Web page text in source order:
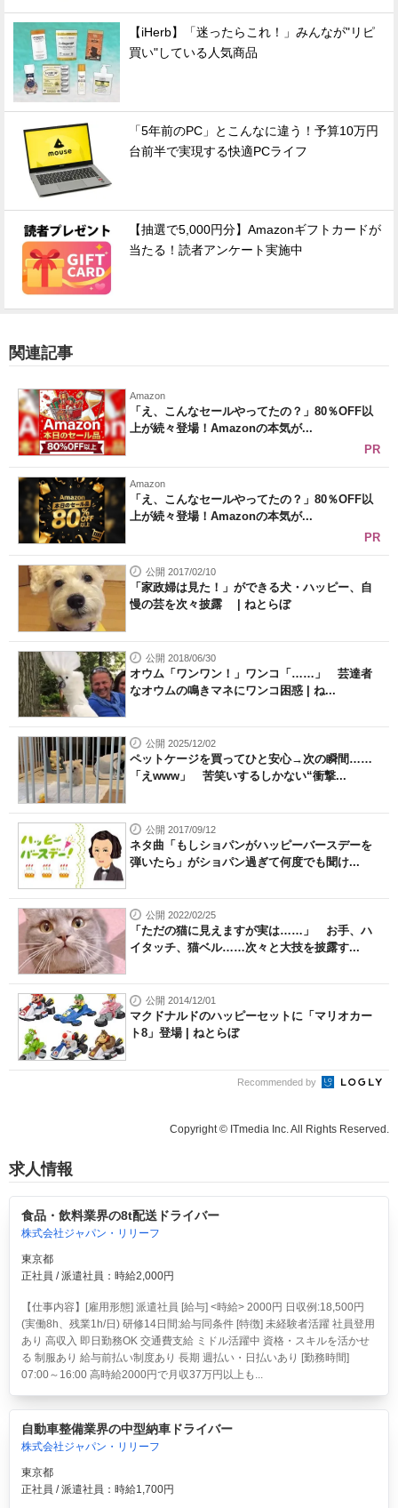
【iHerb】「迷ったらこれ！」みんなが"リピ
買い"している人気商品
「5年前のPC」とこんなに違う！予算10万円
台前半で実現する快適PCライフ
【抽選で5,000円分】Amazonギフトカードが
当たる！読者アンケート実施中
関連記事
Amazon
「え、こんなセールやってたの？」80％OFF以
上が続々登場！Amazonの本気が...
PR
Amazon
「え、こんなセールやってたの？」80％OFF以
上が続々登場！Amazonの本気が...
PR
公開 2017/02/10
「家政婦は見た！」ができる犬・ハッピー、自
慢の芸を次々披露 | ねとらぼ
公開 2018/06/30
オウム「ワンワン！」ワンコ「……」 芸達者
なオウムの鳴きマネにワンコ困惑 | ね...
公開 2025/12/02
ペットケージを買ってひと安心→次の瞬間……
「えwww」 苦笑いするしかない“衝撃...
公開 2017/09/12
ネタ曲「もしショパンがハッピーバースデーを
弾いたら」がショパン過ぎて何度でも聞け...
公開 2022/02/25
「ただの猫に見えますが実は……」 お手、ハ
イタッチ、猫ベル……次々と大技を披露す...
公開 2014/12/01
マクドナルドのハッピーセットに「マリオカー
ト8」登場 | ねとらぼ
Recommended by
Copyright © ITmedia Inc. All Rights Reserved.
求人情報
食品・飲料業界の8t配送ドライバー
株式会社ジャパン・リリーフ
東京都
正社員 / 派遣社員：時給2,000円
【仕事内容】[雇用形態] 派遣社員 [給与] <時給> 2000円 日収例:18,500円
(実働8h、残業1h/日) 研修14日間:給与同条件 [特徴] 未経験者活躍 社員登用
あり 高収入 即日勤務OK 交通費支給 ミドル活躍中 資格・スキルを活かせ
る 制服あり 給与前払い制度あり 長期 週払い・日払いあり [勤務時間]
07:00～16:00 高時給2000円で月収37万円以上も...
自動車整備業界の中型納車ドライバー
株式会社ジャパン・リリーフ
東京都
正社員 / 派遣社員：時給1,700円